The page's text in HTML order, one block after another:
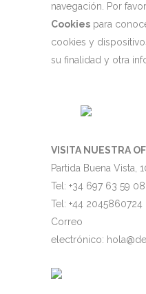
navegación. Por
Cookies para
cookies y
su finalidad y otra
VISITA NUESTRA
Partida Buena Vista,
Tel: +34 697 63 59 08
Tel: +44 2045860724
Correo
electrónico: